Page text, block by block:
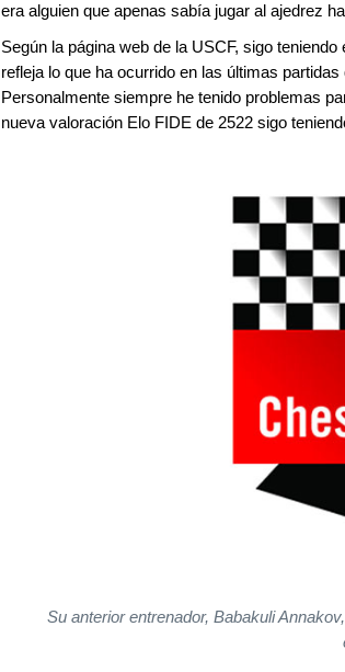
era alguien que apenas sabía jugar al ajedrez
Según la página web de la USCF, sigo
refleja lo que ha ocurrido en las últimas
Personalmente siempre he tenido problemas
nueva valoración Elo FIDE de 2522 sigo
Su anterior entrenador, Babakuli